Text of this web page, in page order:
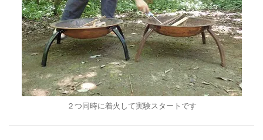
２つ同時に着火して実験スタートです